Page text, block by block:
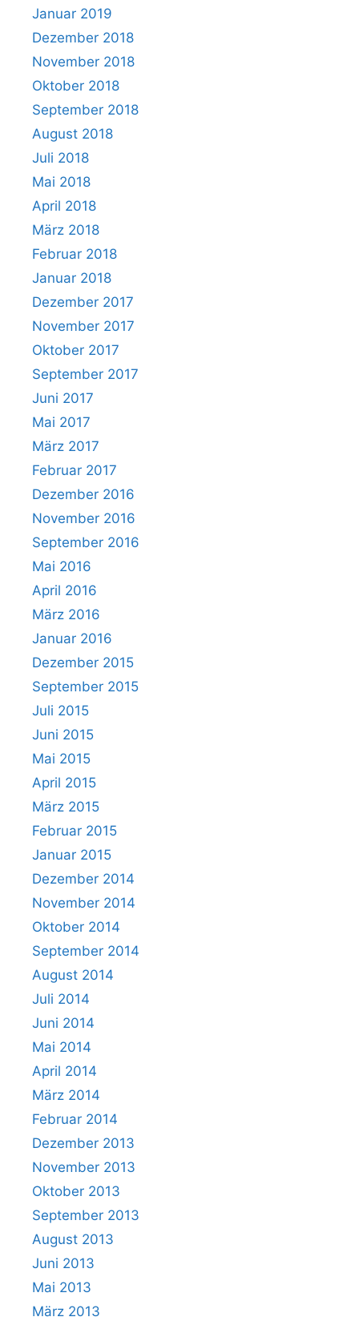
Januar 2019
Dezember 2018
November 2018
Oktober 2018
September 2018
August 2018
Juli 2018
Mai 2018
April 2018
März 2018
Februar 2018
Januar 2018
Dezember 2017
November 2017
Oktober 2017
September 2017
Juni 2017
Mai 2017
März 2017
Februar 2017
Dezember 2016
November 2016
September 2016
Mai 2016
April 2016
März 2016
Januar 2016
Dezember 2015
September 2015
Juli 2015
Juni 2015
Mai 2015
April 2015
März 2015
Februar 2015
Januar 2015
Dezember 2014
November 2014
Oktober 2014
September 2014
August 2014
Juli 2014
Juni 2014
Mai 2014
April 2014
März 2014
Februar 2014
Dezember 2013
November 2013
Oktober 2013
September 2013
August 2013
Juni 2013
Mai 2013
März 2013